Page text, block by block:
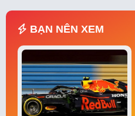
BẠN NÊN XEM